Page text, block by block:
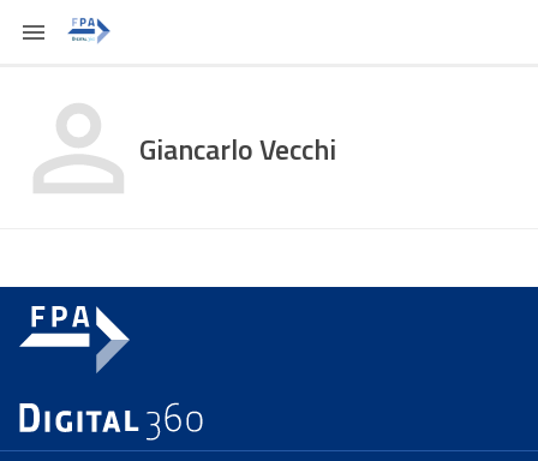
Giancarlo Vecchi